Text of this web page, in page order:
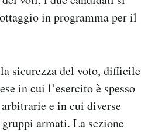
in programma per il
sicurezza del voto, difficile
in cui l’esercito è spesso
e in cui diverse
armati. La sezione